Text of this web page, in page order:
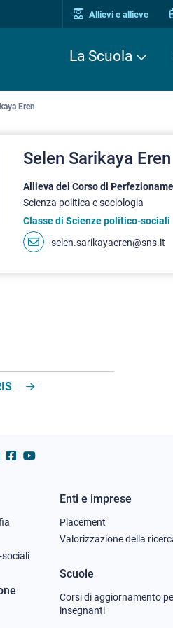
Allievi e allieve
La Scuola
Eren
Selen Sarikaya Eren
Allieva del Corso di
Scienza politica e sociologia
Classe di Scienze politico-sociali
selen.sarikayaeren@sns.it
sociali
Footer
column
2
Enti e imprese
Placement
Valorizzazione della
Scuole
Corsi di aggiornamento
insegnanti